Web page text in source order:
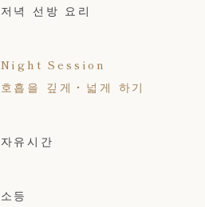
저녁 선방 요리
Night Session
호흡을 깊게・넓게 하기
자유시간
소등